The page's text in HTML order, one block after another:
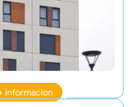
informacion